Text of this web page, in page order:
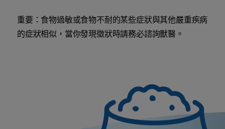
重要：食物過敏或食物不耐的某些症狀與其他嚴重疾病
的症狀相似，當你發現徵狀時請務必諮詢獸醫。